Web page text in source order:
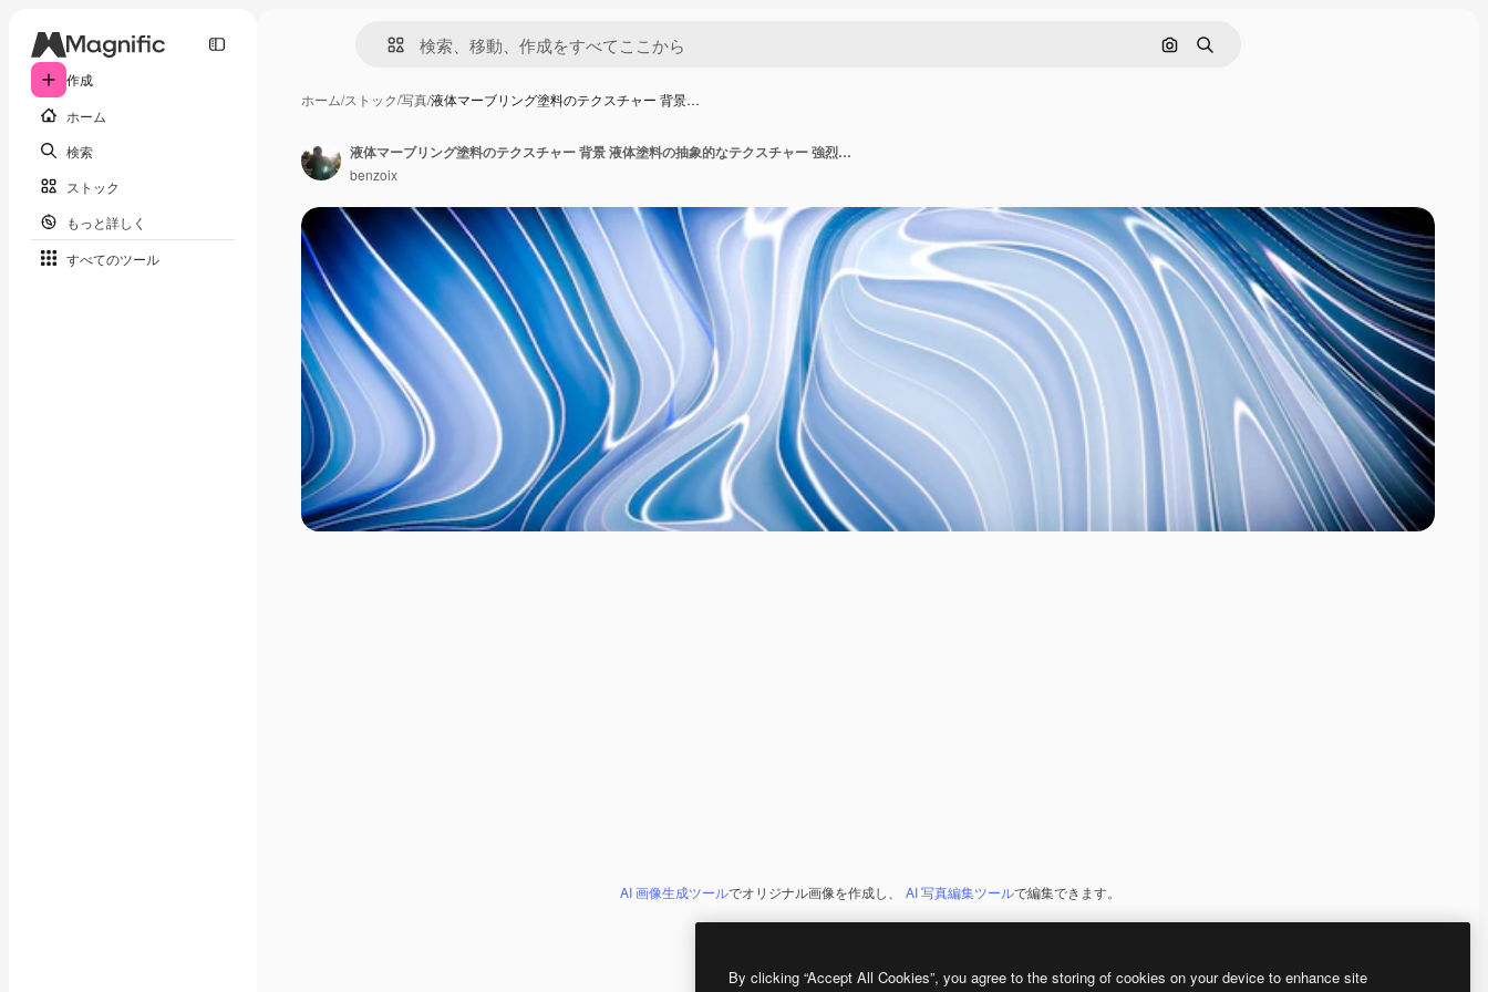
作成
ホーム
検索
ストック
もっと詳しく
すべてのツール
画像で検索
検索
ホーム/ストック/写真/液体マーブリング塗料のテクスチャー 背景…
AI 画像生成ツールでオリジナル画像を作成し、 AI 写真編集ツールで編集できます。
液体マーブリング塗料のテクスチャー 背景 液体塗料の抽象的なテクスチャー 強烈なカラーミックス 壁紙
benzoix
By clicking “Accept All Cookies”, you agree to the storing of cookies on your device to enhance site